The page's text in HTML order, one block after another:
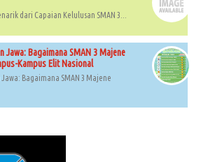
dari Capaian Kelulusan SMAN 3...
Jawa: Bagaimana SMAN 3 Majene
Kampus Elit Nasional
Bagaimana SMAN 3 Majene